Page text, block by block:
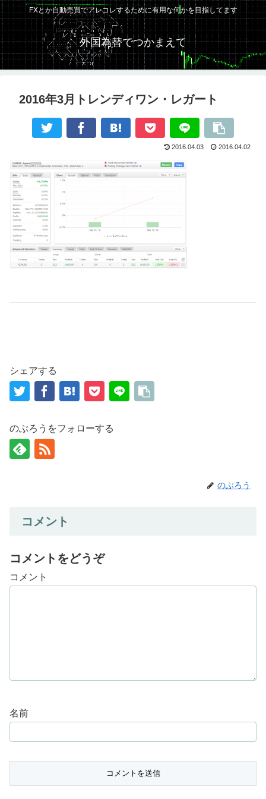
FXとか自動売買でアレコレするために有用な何かを目指してます
外国為替でつかまえて
2016年3月トレンディワン・レガート
2016.04.03 2016.04.02
シェアする
のぶろうをフォローする
のぶろう
コメント
コメントをどうぞ
コメント
名前